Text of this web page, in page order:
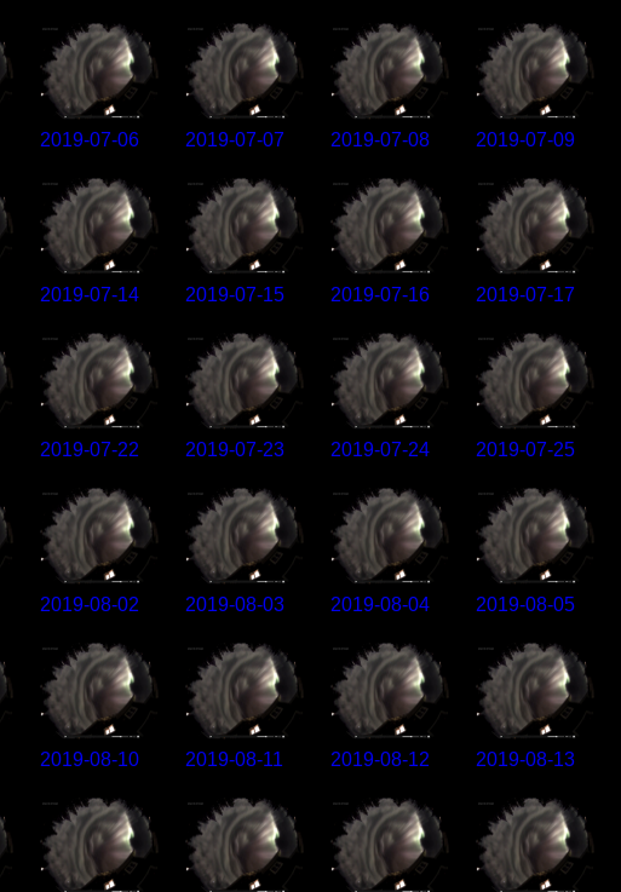
2019-07-06 2019-07-07 2019-07-08 2019-07-09
2019-07-14 2019-07-15 2019-07-16 2019-07-17
2019-07-22 2019-07-23 2019-07-24 2019-07-25
2019-08-02 2019-08-03 2019-08-04 2019-08-05
2019-08-10 2019-08-11 2019-08-12 2019-08-13